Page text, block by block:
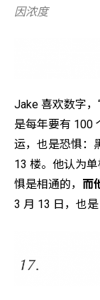
因浓度
Jake 喜欢数字，
是每年要有 100
运，也是恐惧：
13 楼。他认为
惧是相通的， 而
3 月 13 日，也是